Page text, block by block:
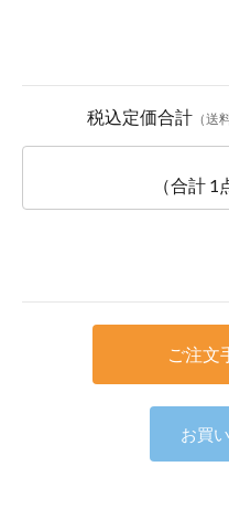
税込定価合計 （送
（合計 1
ご注文
お買